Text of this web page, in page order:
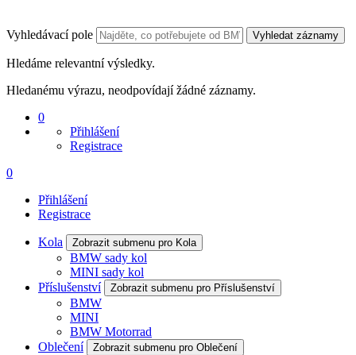
Vyhledávací pole Vyhledat záznamy
Hledáme relevantní výsledky.
Hledanému výrazu, neodpovídají žádné záznamy.
0
Přihlášení
Registrace
0
Přihlášení
Registrace
Kola Zobrazit submenu pro Kola
BMW sady kol
MINI sady kol
Příslušenství
Zobrazit submenu pro Příslušenství
BMW
MINI
BMW Motorrad
Oblečení
Zobrazit submenu pro Oblečení